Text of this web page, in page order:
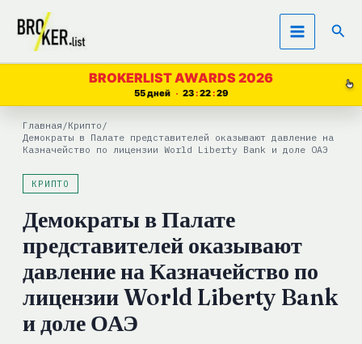
Перейти
содержимому
BROKERLIST AWARDS 2026
55 дней 23 22 28
Главная /Крипто /
Демократы в Палате представителей оказывают давление на
Казначейство по лицензии World Liberty Bank и доле ОАЭ
КРИПТО
Демократы в Палате
представителей оказывают
давление на Казначейство по
лицензии World Liberty Bank
и доле ОАЭ